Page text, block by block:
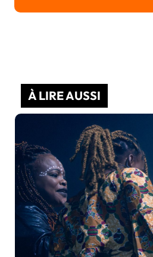
À LIRE AUSSI